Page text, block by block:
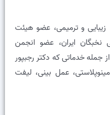
و ترمیمی، عضو هيئت
نخبگان ایران، عضو انجمن
جمله خدماتی که دکتر رجبپور
عمل بینی، لیفت